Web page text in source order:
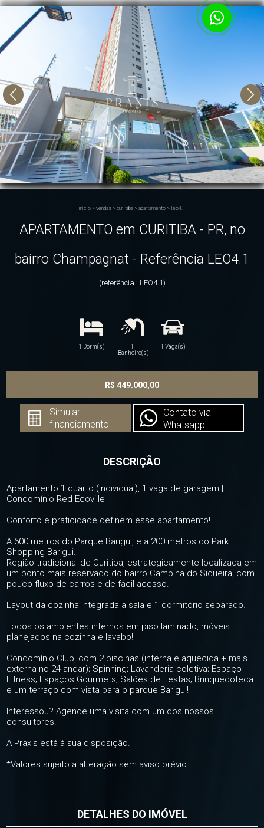
início > vendas > curitiba > apartamento > leo4.1
APARTAMENTO em CURITIBA - PR, no
bairro Champagnat - Referência LEO4.1
(referência.: LEO4.1)
1 Dorm(s)
1
Banheiro(s)
1 Vaga(s)
R$ 449.000,00
Simular
financiamento
Contato via
Whatsapp
DESCRIÇÃO
Apartamento 1 quarto (individual), 1 vaga de garagem |
Condomínio Red Ecoville
Conforto e praticidade definem esse apartamento!
A 600 metros do Parque Barigui, e a 200 metros do Park
Shopping Barigui.
Região tradicional de Curitiba, estrategicamente localizada em
um ponto mais reservado do bairro Campina do Siqueira, com
pouco fluxo de carros e de fácil acesso.
Layout da cozinha integrada a sala e 1 dormitório separado.
Todos os ambientes internos em piso laminado, móveis
planejados na cozinha e lavabo!
Condomínio Club, com 2 piscinas (interna e aquecida + mais
externa no 24 andar); Spinning; Lavanderia coletiva; Espaço
Fitness; Espaços Gourmets; Salões de Festas; Brinquedoteca
e um terraço com vista para o parque Barigui!
Interessou? Agende uma visita com um dos nossos
consultores!
A Praxis está à sua disposição.
*Valores sujeito a alteração sem aviso prévio.
DETALHES DO IMÓVEL